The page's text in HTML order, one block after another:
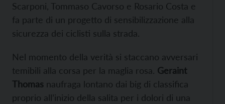
Scarponi, Tommaso Cavorso e Rosario Costa e
fa parte di un progetto di sensibilizzazione alla
sicurezza dei ciclisti sulla strada.
Nel momento della verità si staccano avversari
temibili alla corsa per la maglia rosa. Geraint
Thomas naufraga lontano dai big di classifica
proprio all’inizio della salita per i dolori di una